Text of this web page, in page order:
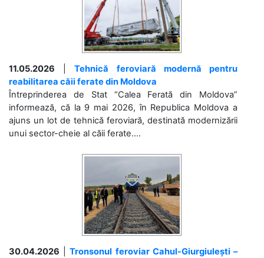
11.05.2026 |Tehnică feroviară modernă pentru
reabilitarea căii ferate din Moldova
Întreprinderea de Stat “Calea Ferată din Moldova”
informează, că la 9 mai 2026, în Republica Moldova a
ajuns un lot de tehnică feroviară, destinată modernizării
unui sector-cheie al căii ferate....
30.04.2026 |Tronsonul feroviar Cahul-Giurgiulești –